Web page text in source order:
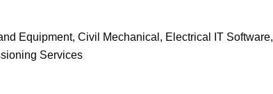
Equipment, Civil Mechanical, Electrical IT Software,
Services